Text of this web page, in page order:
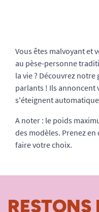
Vous êtes malvoyant et
au pèse-personne
la vie ? Découvrez
parlants ! Ils annoncent
s'éteignent
A noter : le poids
des modèles. Prenez
faire votre choix.